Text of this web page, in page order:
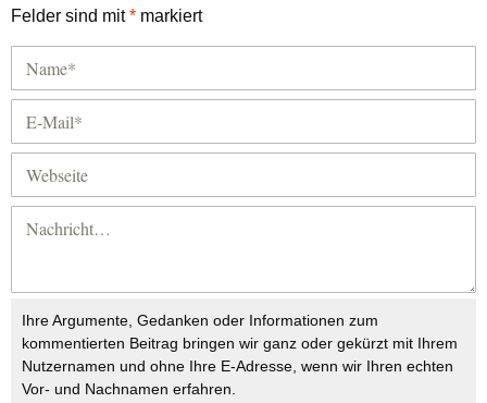
Felder sind mit* markiert
Ihre Argumente, Gedanken oder Informationen zum
kommentierten Beitrag bringen wir ganz oder gekürzt mit Ihrem
Nutzernamen und ohne Ihre E-Adresse, wenn wir Ihren echten
Vor- und Nachnamen erfahren.